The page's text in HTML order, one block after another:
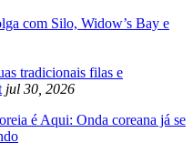
com Silo, Widow’s Bay e
tradicionais filas e
jul 30, 2026
é Aqui: Onda coreana já se